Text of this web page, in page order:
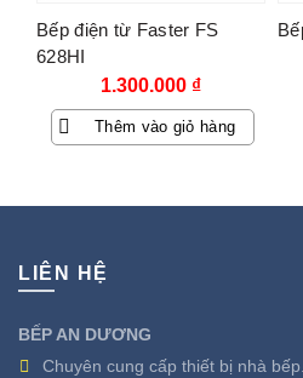
Bếp điện từ Faster FS
628HI
1.300.000 ₫
Thêm vào giỏ hàng
LIÊN HỆ
BẾP AN DƯƠNG
Chuyên cung cấp thiết bị nhà bếp.